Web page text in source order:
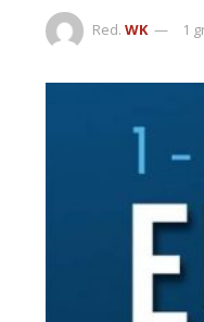
Red. WK 1